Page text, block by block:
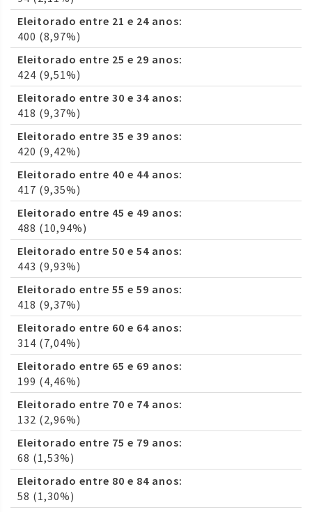
Eleitorado entre 21 e 24 anos:
400 (8,97%)
Eleitorado entre 25 e 29 anos:
424 (9,51%)
Eleitorado entre 30 e 34 anos:
418 (9,37%)
Eleitorado entre 35 e 39 anos:
420 (9,42%)
Eleitorado entre 40 e 44 anos:
417 (9,35%)
Eleitorado entre 45 e 49 anos:
488 (10,94%)
Eleitorado entre 50 e 54 anos:
443 (9,93%)
Eleitorado entre 55 e 59 anos:
418 (9,37%)
Eleitorado entre 60 e 64 anos:
314 (7,04%)
Eleitorado entre 65 e 69 anos:
199 (4,46%)
Eleitorado entre 70 e 74 anos:
132 (2,96%)
Eleitorado entre 75 e 79 anos:
68 (1,53%)
Eleitorado entre 80 e 84 anos:
58 (1,30%)